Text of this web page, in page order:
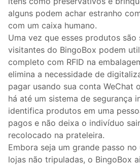
alguns podem achar estranho
com um caixa humano.
Uma vez que esses produtos são
visitantes do BingoBox podem
completo com RFID na
elimina a necessidade de
pagar usando sua conta WeChat
há até um sistema de segurança
identifica produtos em uma
pagos e não deixa o indivíduo
recolocado na prateleira.
Embora seja um grande passo
lojas não tripuladas, o BingoBox